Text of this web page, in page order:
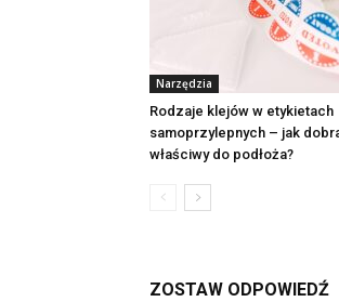
Narzędzia
Rodzaje klejów w etykietach
samoprzylepnych – jak
właściwy do podłoża?
ZOSTAW ODPOWIEDŹ